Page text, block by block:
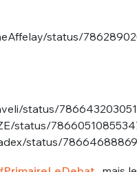
status/
status/
status/
status/